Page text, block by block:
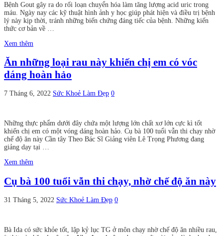
Bệnh Gout gây ra do rối loạn chuyển hóa làm tăng lượng acid uric trong
máu. Ngày nay các kỹ thuật hình ảnh y học giúp phát hiện và điều trị bệnh
lý này kịp thời, tránh những biến chứng đáng tiếc của bệnh. Những kiến
thức cơ bản về …
Xem thêm
Ăn những loại rau này khiến chị em có vóc
dáng hoàn hảo
7 Tháng 6, 2022 Sức Khoẻ Làm Đẹp 0
Những thực phẩm dưới đây chứa một lượng lớn chất xơ lớn cực kì tốt
khiến chị em có một vóng dáng hoàn hảo. Cụ bà 100 tuổi vẫn thi chạy nhờ
chế độ ăn này Cần tây Theo Bác Sĩ Giảng viên Lê Trọng Phương đang
giảng dạy tại …
Xem thêm
Cụ bà 100 tuổi vẫn thi chạy, nhờ chế độ ăn này
31 Tháng 5, 2022 Sức Khoẻ Làm Đẹp 0
Bà Ida có sức khỏe tốt, lập kỷ lục TG ở môn chạy nhờ chế độ ăn nhiều rau,